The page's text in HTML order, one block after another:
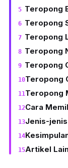
Teropong
Teropong
Teropong
Teropong
Teropong
Teropong
Teropong
Cara
Jenis-
Artikel